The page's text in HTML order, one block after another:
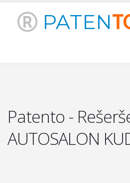
PATEN
Patento -
AUTOSALON